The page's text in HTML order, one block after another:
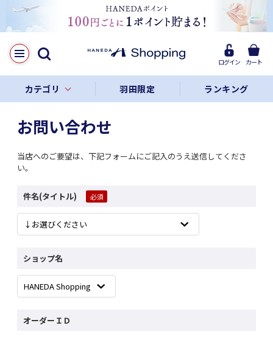
ログイン カート
カテゴリ 羽田限定 ランキング
お問い合わせ
当店へのご要望は、下記フォームにご記入のうえ送信してくださ
い。
件名(タイトル)
ショップ名
オーダーＩＤ